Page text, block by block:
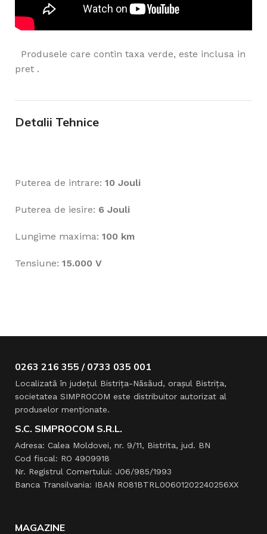
Produsele care contin taxa verde, este inclusa in
pret .
Detalii Tehnice
Puterea de intrare: 10 Jouli
Puterea de iesire: 6 Jouli
Lungime maxima: 100 km
Tensiune: 15.000 V
0263 216 355 / 0733 035 001
Localizată în judeţul Bistriţa-Năsăud, oraşul Bistriţa,
societatea SIMPROCOM este distribuitor autorizat al
produselor menţionate.
S.C. SIMPROCOM S.R.L.
Adresa: Calea Moldovei, nr. 9/11, Bistrita, jud. BN
Cod fiscal: RO 4909918
Nr. Registrul Comertului: J06/985/1993
Banca Transilvania: IBAN RO81BTRL00601202240256XX
MAGAZINE